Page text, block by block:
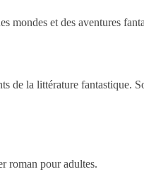
mondes et des aventures
de la littérature fantastique.
roman pour adultes.